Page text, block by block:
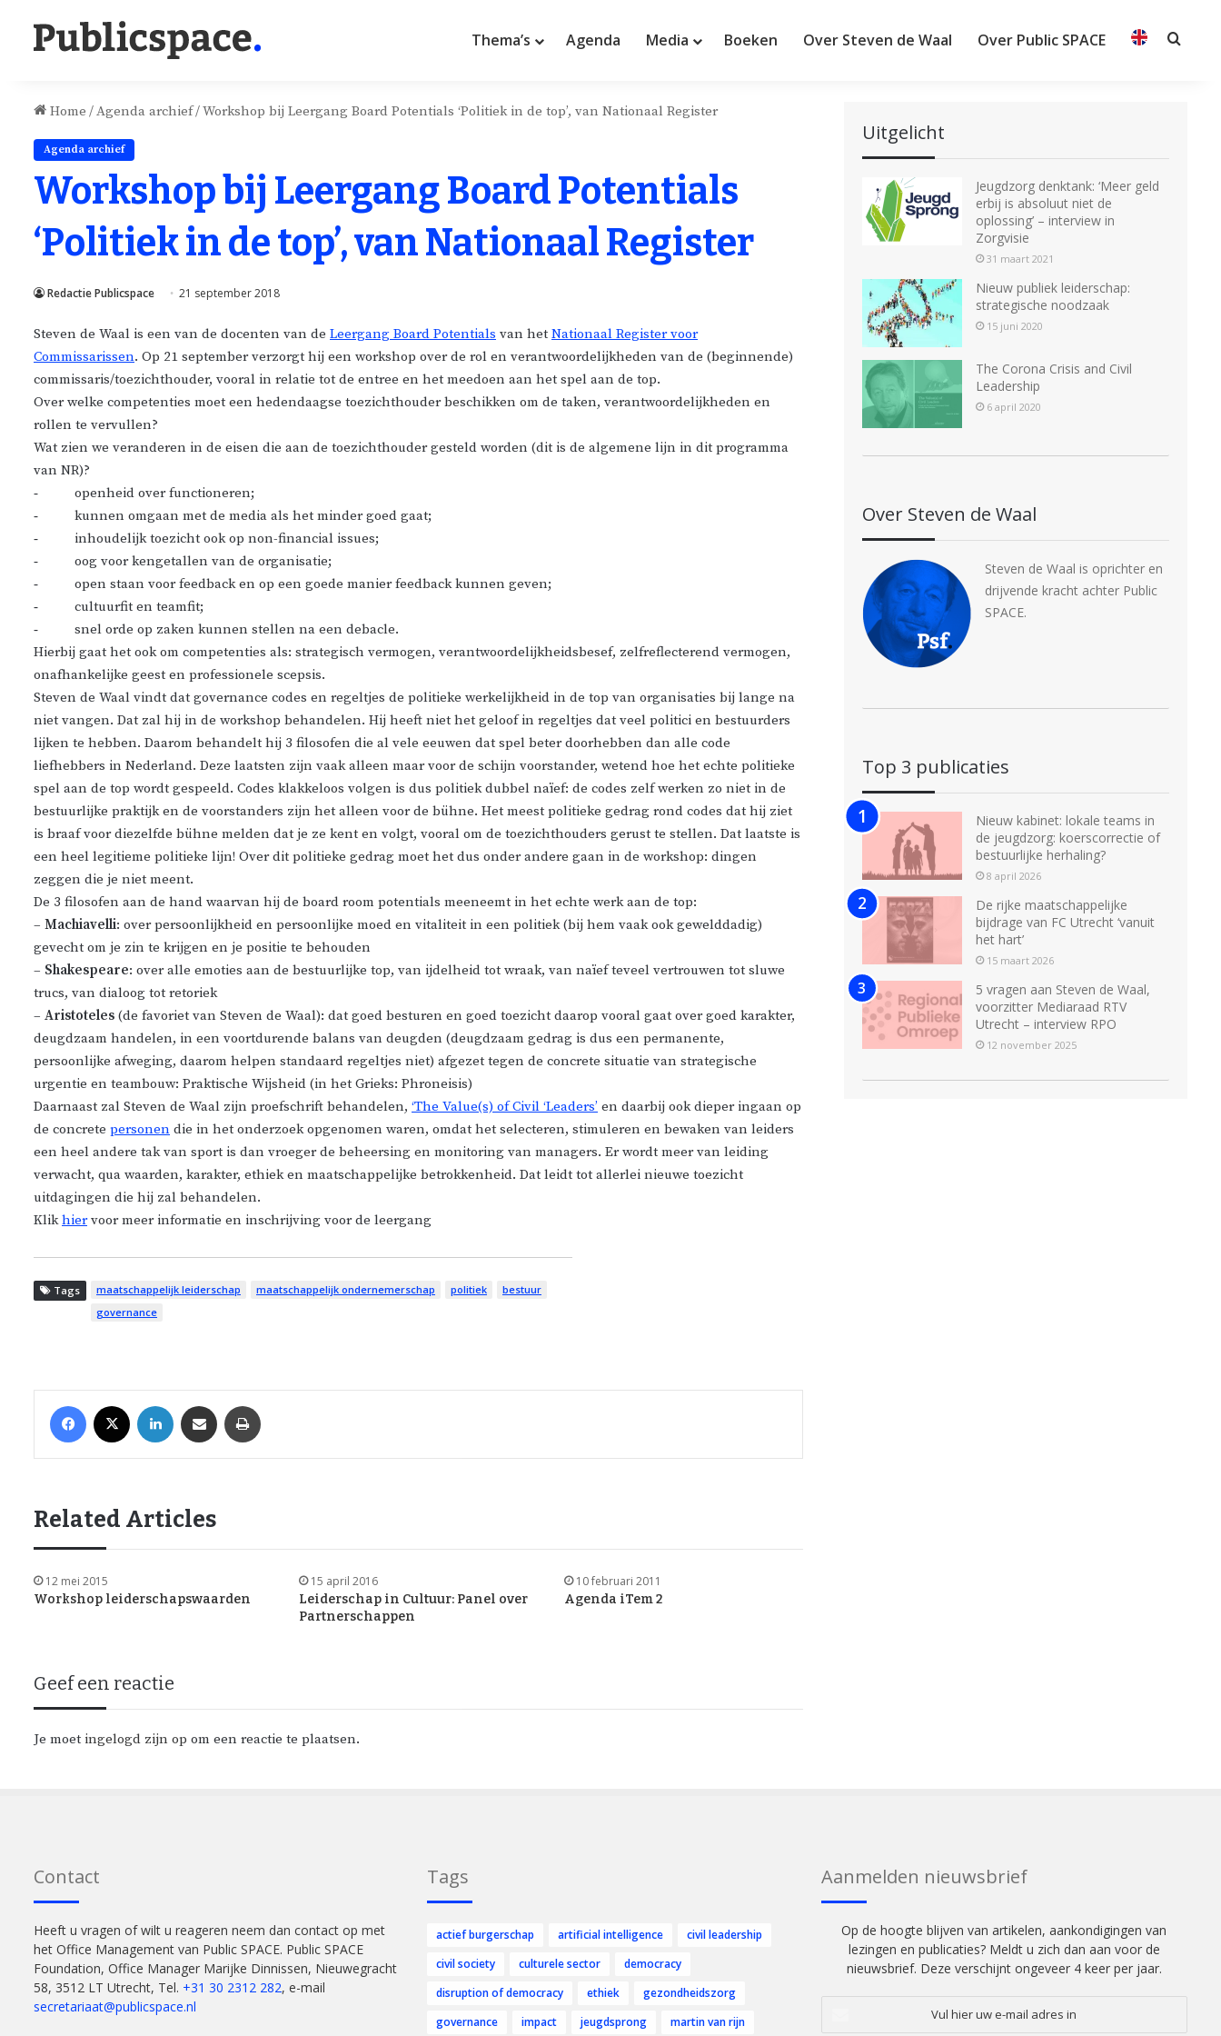
Thema’s Agenda Media Boeken Over Steven de Waal Over Public SPACE
Home /Agenda archief/Workshop bij Leergang Board Potentials ‘Politiek in de top’, van Nationaal Register
Agenda archief
Workshop bij Leergang Board Potentials
‘Politiek in de top’, van Nationaal Register
Redactie Publicspace 21 september 2018
Steven de Waal is een van de docenten van de Leergang Board Potentials van het Nationaal Register voor
Commissarissen. Op 21 september verzorgt hij een workshop over de rol en verantwoordelijkheden van de (beginnende)
commissaris/toezichthouder, vooral in relatie tot de entree en het meedoen aan het spel aan de top.
Over welke competenties moet een hedendaagse toezichthouder beschikken om de taken, verantwoordelijkheden en
rollen te vervullen?
Wat zien we veranderen in de eisen die aan de toezichthouder gesteld worden (dit is de algemene lijn in dit programma
van NR)?
‐ openheid over functioneren;
‐ kunnen omgaan met de media als het minder goed gaat;
‐ inhoudelijk toezicht ook op non-financial issues;
‐ oog voor kengetallen van de organisatie;
‐ open staan voor feedback en op een goede manier feedback kunnen geven;
‐ cultuurfit en teamfit;
‐ snel orde op zaken kunnen stellen na een debacle.
Hierbij gaat het ook om competenties als: strategisch vermogen, verantwoordelijkheidsbesef, zelfreflecterend vermogen,
onafhankelijke geest en professionele scepsis.
Steven de Waal vindt dat governance codes en regeltjes de politieke werkelijkheid in de top van organisaties bij lange na
niet vangen. Dat zal hij in de workshop behandelen. Hij heeft niet het geloof in regeltjes dat veel politici en bestuurders
lijken te hebben. Daarom behandelt hij 3 filosofen die al vele eeuwen dat spel beter doorhebben dan alle code
liefhebbers in Nederland. Deze laatsten zijn vaak alleen maar voor de schijn voorstander, wetend hoe het echte politieke
spel aan de top wordt gespeeld. Codes klakkeloos volgen is dus politiek dubbel naïef: de codes zelf werken zo niet in de
bestuurlijke praktijk en de voorstanders zijn het alleen voor de bühne. Het meest politieke gedrag rond codes dat hij ziet
is braaf voor diezelfde bühne melden dat je ze kent en volgt, vooral om de toezichthouders gerust te stellen. Dat laatste is
een heel legitieme politieke lijn! Over dit politieke gedrag moet het dus onder andere gaan in de workshop: dingen
zeggen die je niet meent.
De 3 filosofen aan de hand waarvan hij de board room potentials meeneemt in het echte werk aan de top:
– Machiavelli: over persoonlijkheid en persoonlijke moed en vitaliteit in een politiek (bij hem vaak ook gewelddadig)
gevecht om je zin te krijgen en je positie te behouden
– Shakespeare: over alle emoties aan de bestuurlijke top, van ijdelheid tot wraak, van naïef teveel vertrouwen tot sluwe
trucs, van dialoog tot retoriek
– Aristoteles (de favoriet van Steven de Waal): dat goed besturen en goed toezicht daarop vooral gaat over goed karakter,
deugdzaam handelen, in een voortdurende balans van deugden (deugdzaam gedrag is dus een permanente,
persoonlijke afweging, daarom helpen standaard regeltjes niet) afgezet tegen de concrete situatie van strategische
urgentie en teambouw: Praktische Wijsheid (in het Grieks: Phroneisis)
Daarnaast zal Steven de Waal zijn proefschrift behandelen, ‘The Value(s) of Civil ‘Leaders’ en daarbij ook dieper ingaan op
de concrete personen die in het onderzoek opgenomen waren, omdat het selecteren, stimuleren en bewaken van leiders
een heel andere tak van sport is dan vroeger de beheersing en monitoring van managers. Er wordt meer van leiding
verwacht, qua waarden, karakter, ethiek en maatschappelijke betrokkenheid. Dat leidt tot allerlei nieuwe toezicht
uitdagingen die hij zal behandelen.
Klikhiervoor meer informatie en inschrijving voor de leergang
Tags maatschappelijk leiderschap maatschappelijk ondernemerschap politiek
bestuur
governance
Related Articles
12 mei 2015
Workshop leiderschapswaarden
15 april 2016
Leiderschap in Cultuur: Panel over
Partnerschappen
10 februari 2011
Agenda iTem 2
Geef een reactie
Je moet ingelogd zijn op om een reactie te plaatsen.
Uitgelicht
Jeugdzorg denktank: ‘Meer geld
erbij is absoluut niet de
oplossing’ – interview in
Zorgvisie
31 maart 2021
Nieuw publiek leiderschap:
strategische noodzaak
15 juni 2020
The Corona Crisis and Civil
Leadership
6 april 2020
Over Steven de Waal
Steven de Waal is oprichter en
drijvende kracht achter Public
SPACE.
Top 3 publicaties
Nieuw kabinet: lokale teams in
de jeugdzorg: koerscorrectie of
bestuurlijke herhaling?
8 april 2026
De rijke maatschappelijke
bijdrage van FC Utrecht ‘vanuit
het hart’
15 maart 2026
5 vragen aan Steven de Waal,
voorzitter Mediaraad RTV
Utrecht – interview RPO
12 november 2025
Contact
Heeft u vragen of wilt u reageren neem dan contact op met
het Office Management van Public SPACE. Public SPACE
Foundation, Office Manager Marijke Dinnissen, Nieuwegracht
58, 3512 LT Utrecht, Tel. +31 30 2312 282, e-mail
secretariaat@publicspace.nl
Tags
actief burgerschap artificial intelligence
civil leadership
civil society
culturele sector
democracy
disruption of democracy
ethiek
gezondheidszorg
governance
impact jeugdsprong martin van rijn
Aanmelden nieuwsbrief
Op de hoogte blijven van artikelen, aankondigingen van
lezingen en publicaties? Meldt u zich dan aan voor de
nieuwsbrief. Deze verschijnt ongeveer 4 keer per jaar.